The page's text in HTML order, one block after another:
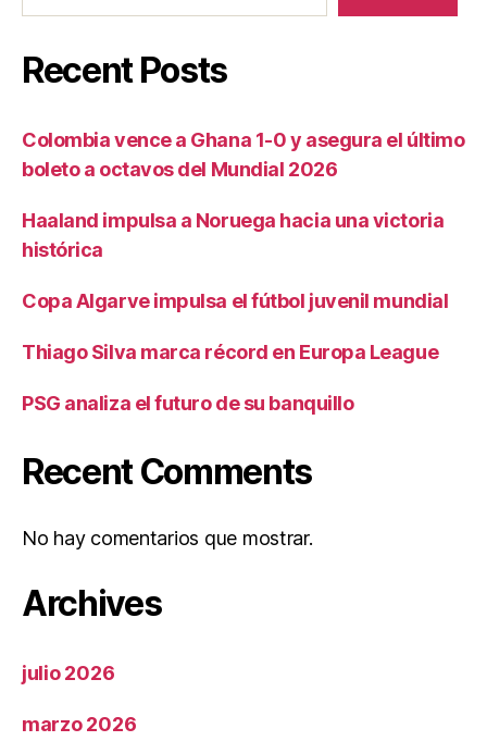
Recent Posts
Colombia vence a Ghana 1-0 y asegura el último
boleto a octavos del Mundial 2026
Haaland impulsa a Noruega hacia una victoria
histórica
Copa Algarve impulsa el fútbol juvenil mundial
Thiago Silva marca récord en Europa League
PSG analiza el futuro de su banquillo
Recent Comments
No hay comentarios que mostrar.
Archives
julio 2026
marzo 2026